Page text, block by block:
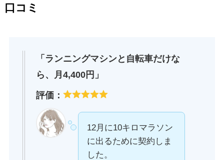
口コミ
「ランニングマシンと自転車だけな
ら、月4,400円」
評価：
12月に10キロマラソン
に出るために契約しま
した。